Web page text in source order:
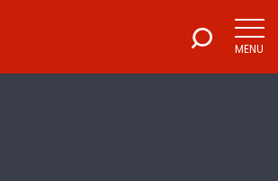
beroepsuitoefening
MENU